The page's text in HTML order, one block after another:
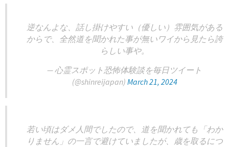
逆なんよな、話し掛けやすい（優しい）雰囲気がある
からで、全然道を聞かれた事が無いワイから見たら誇
らしい事や。
— 心霊スポット恐怖体験談を毎日ツイート
(@shinreijapan) March 21, 2024
若い頃はダメ人間でしたので、道を聞かれても「わか
りません」の一言で避けていましたが、歳を取るにつ